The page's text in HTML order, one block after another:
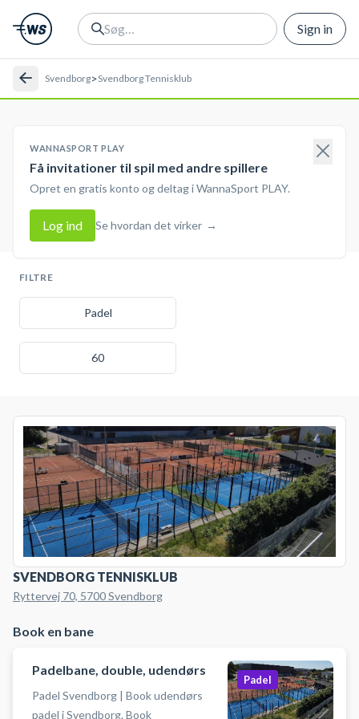
Sign in
Svendborg>Svendborg Tennisklub
WANNASPORT PLAY
Få invitationer til spil med andre spillere
Opret en gratis konto og deltag i WannaSport PLAY.
Log ind Se hvordan det virker →
FILTRE
Padel
60
SVENDBORG TENNISKLUB
Ryttervej 70, 5700 Svendborg
Book en bane
Padelbane, double, udendørs
Padel Svendborg | Book udendørs
padel i Svendborg. Book
Padel